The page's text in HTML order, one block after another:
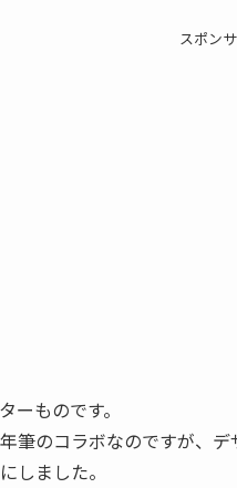
スポン
ーものです。
筆のコラボなのですが、
しました。